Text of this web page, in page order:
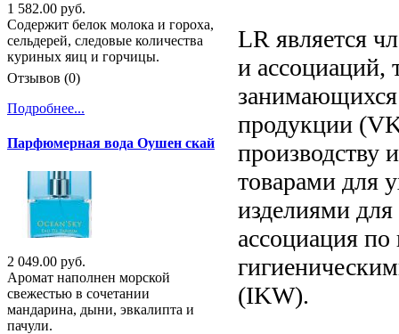
LR является
и ассоциаций,
занимающихся
продукции
производству
товарами для
изделиями
ассоциация
(IKW).
1 582.00 руб.
Содержит белок молока и гороха,
сельдерей, следовые количества
куриных яиц и горчицы.
Отзывов (0)
Подробнее...
Парфюмерная вода Оушен скай
2 049.00 руб.
Аромат наполнен морской
свежестью в сочетании
мандарина, дыни, эвкалипта и
пачули.